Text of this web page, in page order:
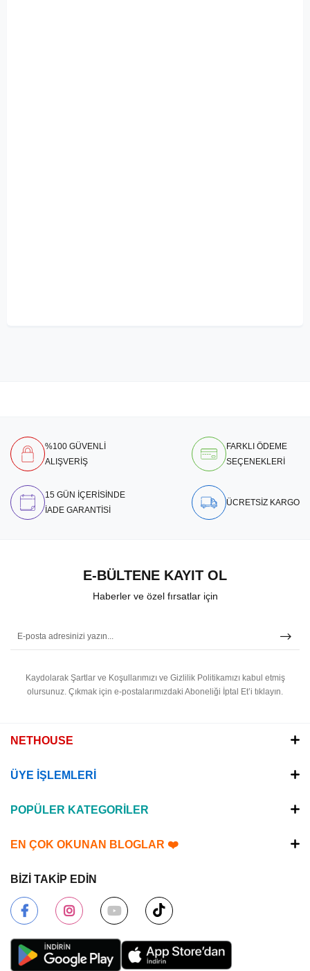
%100 GÜVENLİ
ALIŞVERİŞ
FARKLI ÖDEME
SEÇENEKLERİ
15 GÜN İÇERİSİNDE
İADE GARANTİSİ
ÜCRETSİZ KARGO
E-BÜLTENE KAYIT OL
Haberler ve özel fırsatlar için
Kaydolarak Şartlar ve Koşullarımızı ve Gizlilik Politikamızı kabul etmiş
olursunuz. Çıkmak için e-postalarımızdaki Aboneliği İptal Et’i tıklayın.
NETHOUSE
ÜYE İŞLEMLERİ
POPÜLER KATEGORİLER
EN ÇOK OKUNAN BLOGLAR ❤️
BİZİ TAKİP EDİN